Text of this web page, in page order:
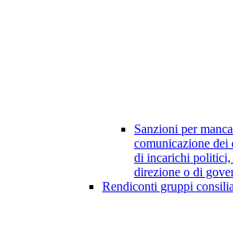
Sanzioni per
comunicazione dei
di incarichi politici,
direzione o di
Rendiconti gruppi